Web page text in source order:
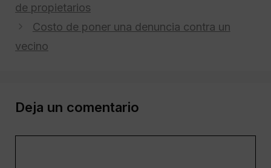
de propietarios
Costo de poner una denuncia contra un
vecino
Deja un comentario